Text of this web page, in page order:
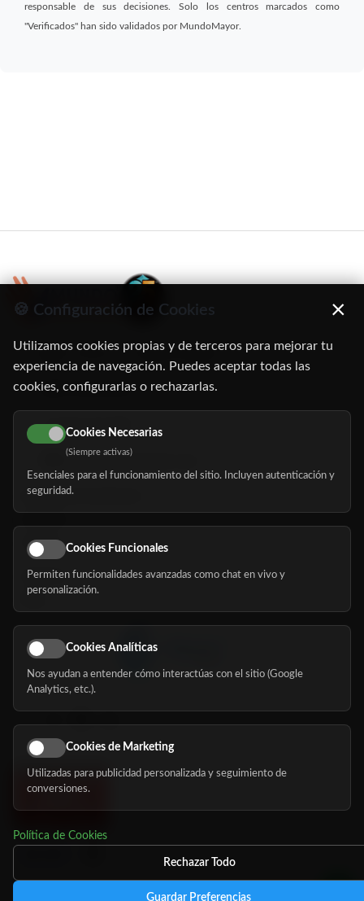
responsable de sus decisiones. Solo los centros marcados como
"Verificados" han sido validados por MundoMayor.
C/ Oruro, 11. 28016 Madrid
91 345 06 26
616 113 103
hola@mundomayor.com
Buscador de residencias
Eventos
Nosotros
Síguenos
🍪 Configuración de Cookies ×
Utilizamos cookies propias y de terceros para mejorar tu
experiencia de navegación. Puedes aceptar todas las
cookies, configurarlas o rechazarlas.
Cookies Necesarias
(Siempre activas)
Esenciales para el funcionamiento del sitio. Incluyen autenticación y
seguridad.
Cookies Funcionales
Permiten funcionalidades avanzadas como chat en vivo y
personalización.
Cookies Analíticas
Nos ayudan a entender cómo interactúas con el sitio (Google
Analytics, etc.).
Cookies de Marketing
Utilizadas para publicidad personalizada y seguimiento de
conversiones.
Política de Cookies
Rechazar Todo
Guardar Preferencias